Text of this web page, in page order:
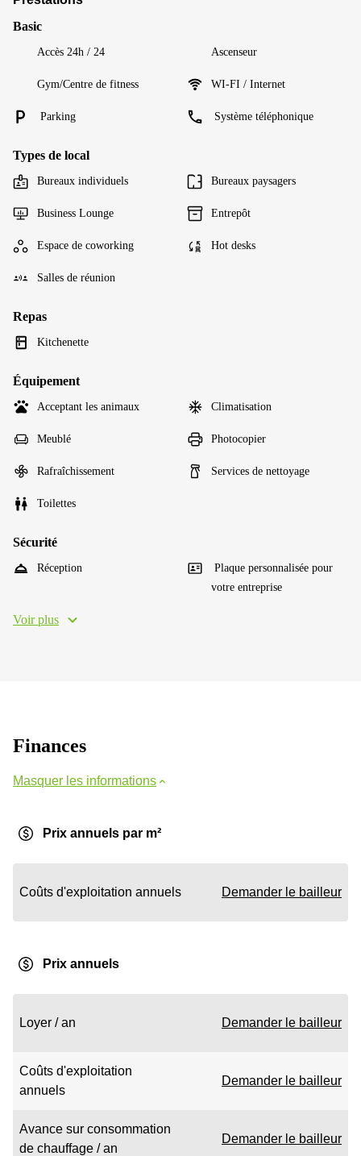
Basic
Accès 24h / 24 Ascenseur
Gym/Centre de fitness WI-FI / Internet
Parking Système téléphonique
Types de local
Bureaux individuels Bureaux paysagers
Business Lounge Entrepôt
Espace de coworking Hot desks
Salles de réunion
Repas
Kitchenette
Équipement
Acceptant les animaux Climatisation
Meublé Photocopier
Rafraîchissement Services de nettoyage
Toilettes
Sécurité
Réception
Plaque personnalisée pour
votre entreprise
Voir plus
Finances
Masquer les informations
Prix annuels par m²
Coûts d'exploitation annuels Demander le bailleur
Prix annuels
Loyer / an Demander le bailleur
Coûts d'exploitation
annuels
Demander le bailleur
Avance sur consommation
de chauffage / an
Demander le bailleur